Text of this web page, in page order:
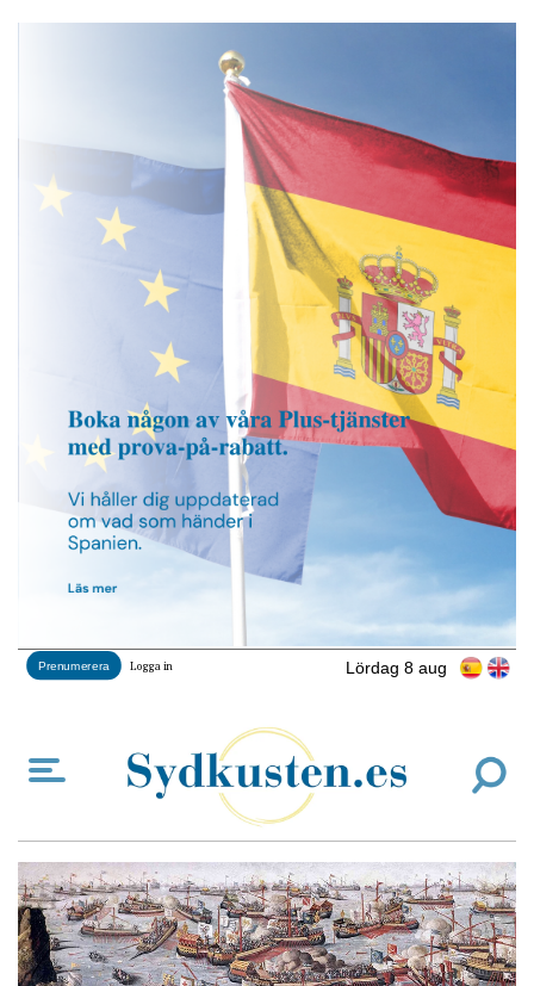
Lördag 8 aug
Prenumerera Logga in